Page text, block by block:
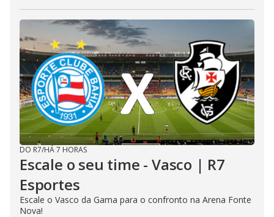
DO R7/HÁ 7 HORAS
Escale o seu time - Vasco | R7
Esportes
Escale o Vasco da Gama para o confronto na Arena Fonte
Nova!